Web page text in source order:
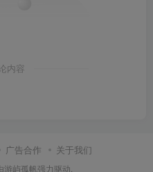
内容
广告合作 关于我们
游屿孤帆 强力驱动.